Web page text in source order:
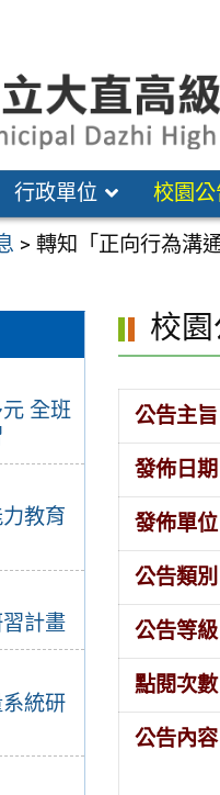
行政單位 校園公
>轉知「正向行為溝
全班
教育
計畫
統研
校
公告主旨
發佈日期
發佈單位
公告類別
公告等級
點閱次數
公告內容